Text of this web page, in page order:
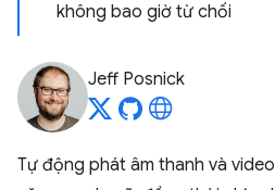
không bao giờ từ chối
Jeff Posnick
Tự động phát âm thanh và